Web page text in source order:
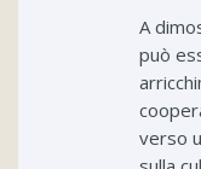
A
può
verso